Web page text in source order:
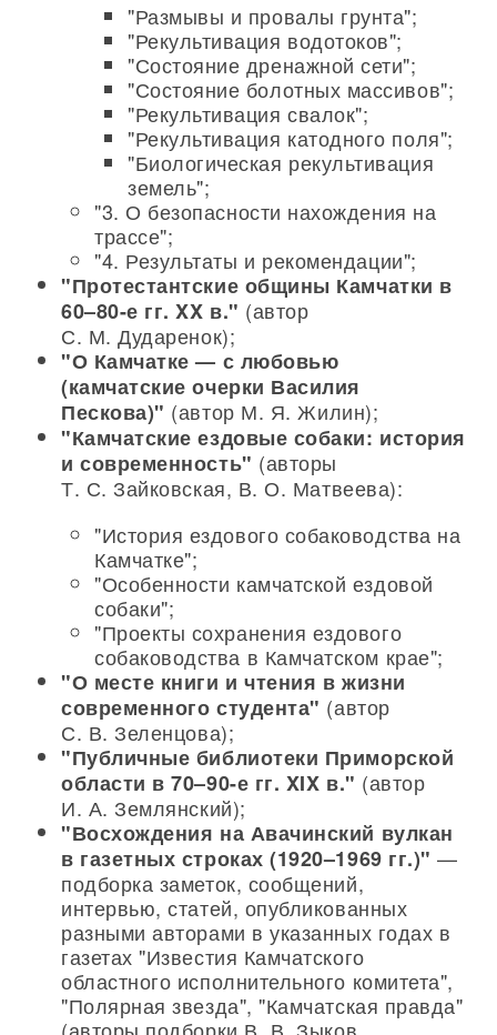
"Размывы и провалы грунта";
"Рекультивация водотоков";
"Состояние дренажной сети";
"Состояние болотных массивов";
"Рекультивация свалок";
"Рекультивация катодного поля";
"Биологическая рекультивация
земель";
"3. О безопасности нахождения на
трассе";
"4. Результаты и рекомендации";
"Протестантские общины Камчатки в
60–80-е гг. XX в." (автор
С. М. Дударенок);
"О Камчатке — с любовью
(камчатские очерки Василия
Пескова)" (автор М. Я. Жилин);
"Камчатские ездовые собаки: история
и современность" (авторы
Т. С. Зайковская, В. О. Матвеева):
"История ездового собаководства на
Камчатке";
"Особенности камчатской ездовой
собаки";
"Проекты сохранения ездового
собаководства в Камчатском крае";
"О месте книги и чтения в жизни
современного студента" (автор
С. В. Зеленцова);
"Публичные библиотеки Приморской
области в 70–90-е гг. XIX в." (автор
И. А. Землянский);
"Восхождения на Авачинский вулкан
в газетных строках (1920–1969 гг.)" —
подборка заметок, сообщений,
интервью, статей, опубликованных
разными авторами в указанных годах в
газетах "Известия Камчатского
областного исполнительного комитета",
"Полярная звезда", "Камчатская правда"